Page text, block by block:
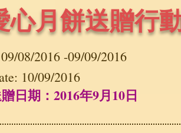
心月餅送贈行
09/08/2016 -09/09/2016
10/09/2016
日期：2016年9月10日